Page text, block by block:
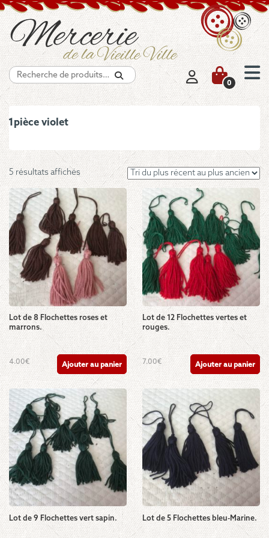
Recherche
0
1pièce violet
5 résultats affichés Trié
du
plus
récent
au
plus
ancien
Lot de 8 Flochettes roses et
marrons.
4.00€ Ajouter au panier
Lot de 12 Flochettes vertes et
rouges.
7.00€ Ajouter au panier
Lot de 9 Flochettes vert sapin. Lot de 5 Flochettes bleu-Marine.